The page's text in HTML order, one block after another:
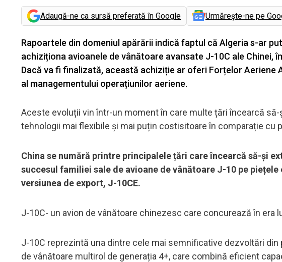
Adaugă-ne ca sursă preferată în Google Urmărește-ne pe
Rapoartele din domeniul apărării indică faptul că Algeria s-ar
achiziționa avioanele de vânătoare avansate J-10C ale Chinei,
Dacă va fi finalizată, această achiziție ar oferi Forțelor Aeriene
al managementului operațiunilor aeriene.
Aceste evoluții vin într-un moment în care multe țări încearcă
tehnologii mai flexibile și mai puțin costisitoare în comparație
China se numără printre principalele țări care încearcă să-și
succesul familiei sale de avioane de vânătoare J-10 pe
versiunea de export, J-10CE.
J-10C- un avion de vânătoare chinezesc care concurează în era
J-10C reprezintă una dintre cele mai semnificative dezvoltări din
de vânătoare multirol de generația 4+, care combină eficient